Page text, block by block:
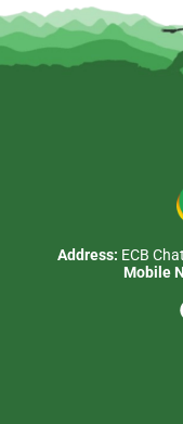
Address: ECB
Mobile